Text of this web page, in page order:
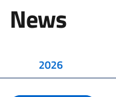
News
2026